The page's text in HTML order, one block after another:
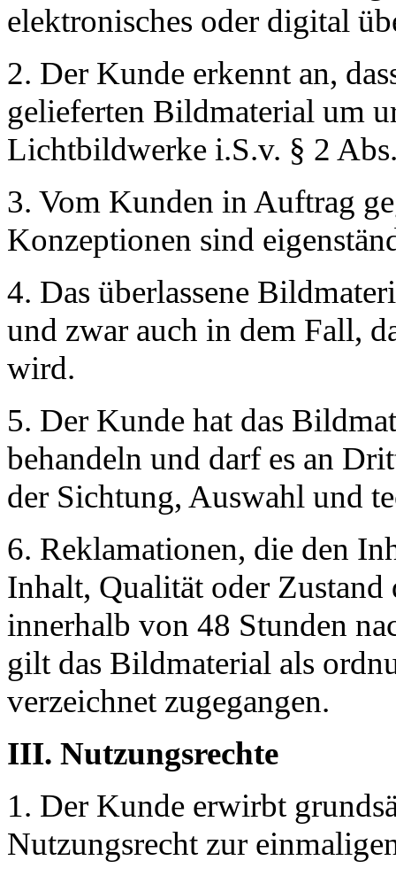
elektronisches oder digital
2. Der Kunde erkennt an,
gelieferten Bildmaterial um
Lichtbildwerke i.S.v. § 2
3. Vom Kunden in Auftrag
Konzeptionen sind
4. Das überlassene
und zwar auch in dem Fall,
wird.
5. Der Kunde hat das
behandeln und darf es an
der Sichtung, Auswahl und
6. Reklamationen, die den
Inhalt, Qualität oder
innerhalb von 48 Stunden
gilt das Bildmaterial als
verzeichnet zugegangen.
III. Nutzungsrechte
1. Der Kunde erwirbt
Nutzungsrecht zur